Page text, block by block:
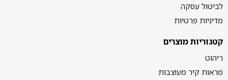
לביטול עסקה
מדיניות פרטיות
קטגוריות מוצרים
ריהוט
מראות קיר מעוצבות